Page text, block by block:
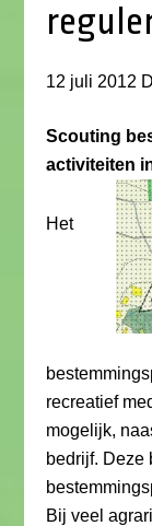
12 juli 2012
Scouting
activiteiten
Het
recreatief
mogelijk,
bedrijf. Deze
Bij veel